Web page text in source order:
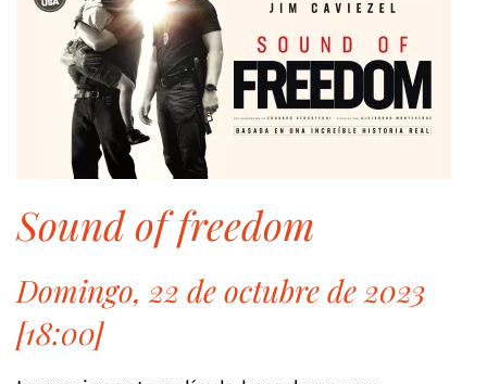
sound of freedom
Domingo, 22 de octubre de 2023
[18:00]